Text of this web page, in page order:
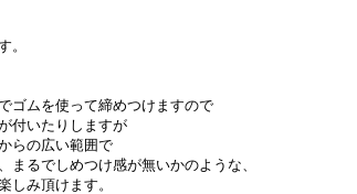
。
ゴムを使って締めつけますので
付いたりしますが
らの広い範囲で
まるでしめつけ感が無いかのような、
しみ頂けます。